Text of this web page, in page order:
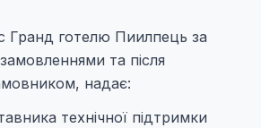
Гранд готелю Пиилпець за
та після
надає:
технічної підтримки